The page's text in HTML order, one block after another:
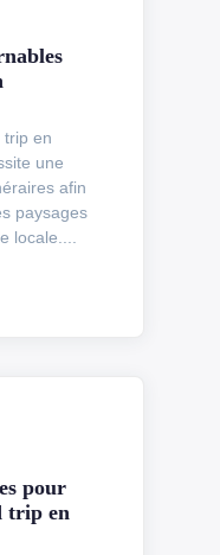
trip en
une
afin
paysages
locale....
pour
trip en